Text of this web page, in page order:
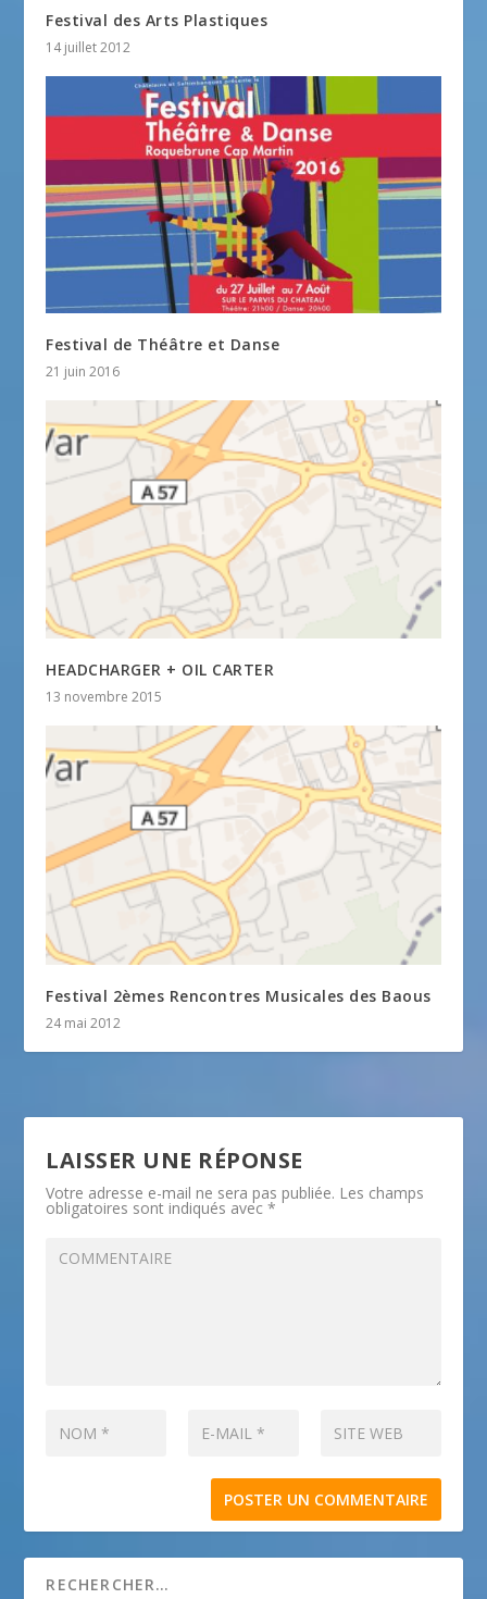
Festival des Arts Plastiques
14 juillet 2012
Festival de Théâtre et Danse
21 juin 2016
HEADCHARGER + OIL CARTER
13 novembre 2015
Festival 2èmes Rencontres Musicales des Baous
24 mai 2012
LAISSER UNE RÉPONSE
Votre adresse e-mail ne sera pas publiée. Les champs
obligatoires sont indiqués avec*